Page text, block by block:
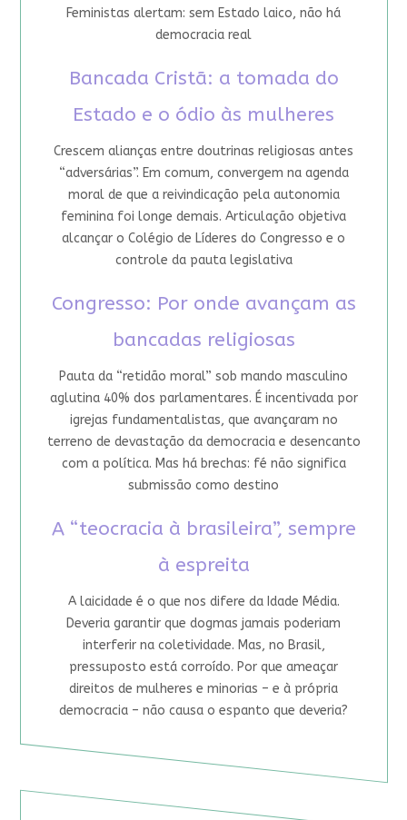
Feministas alertam: sem Estado laico, não há
democracia real
Bancada Cristã: a tomada do
Estado e o ódio às mulheres
Crescem alianças entre doutrinas religiosas antes
“adversárias”. Em comum, convergem na agenda
moral de que a reivindicação pela autonomia
feminina foi longe demais. Articulação objetiva
alcançar o Colégio de Líderes do Congresso e o
controle da pauta legislativa
Congresso: Por onde avançam as
bancadas religiosas
Pauta da “retidão moral” sob mando masculino
aglutina 40% dos parlamentares. É incentivada por
igrejas fundamentalistas, que avançaram no
terreno de devastação da democracia e desencanto
com a política. Mas há brechas: fé não significa
submissão como destino
A “teocracia à brasileira”, sempre
à espreita
A laicidade é o que nos difere da Idade Média.
Deveria garantir que dogmas jamais poderiam
interferir na coletividade. Mas, no Brasil,
pressuposto está corroído. Por que ameaçar
direitos de mulheres e minorias – e à própria
democracia – não causa o espanto que deveria?